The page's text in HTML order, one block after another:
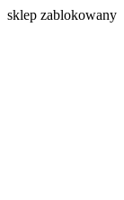
sklep zablokowany